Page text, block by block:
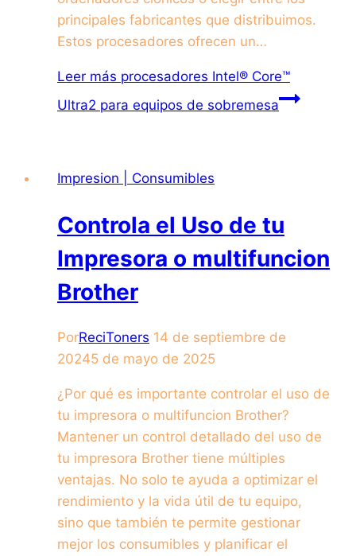
principales fabricantes que distribuimos.
Estos procesadores ofrecen un…
Leer más procesadores Intel® Core™
Ultra2 para equipos de sobremesa
Impresion | Consumibles
Controla el Uso de tu
Impresora o multifuncion
Brother
PorReciToners 14 de septiembre de
20245 de mayo de 2025
¿Por qué es importante controlar el uso de
tu impresora o multifuncion Brother?
Mantener un control detallado del uso de
tu impresora Brother tiene múltiples
ventajas. No solo te ayuda a optimizar el
rendimiento y la vida útil de tu equipo,
sino que también te permite gestionar
mejor los consumibles y planificar el